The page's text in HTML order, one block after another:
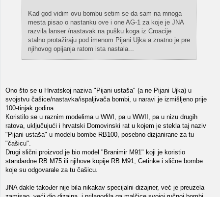
Kad god vidim ovu bombu setim se da sam na mnoga
mesta pisao o nastanku ove i one AG-1 za koje je JNA
razvila lanser /nastavak na pušku koga iz Croacije
stalno protažiraju pod imenom Pijani Ujka a znatno je pre
njihovog opijanja ratom ista nastala...
Ono što se u Hrvatskoj naziva "Pijani ustaša" (a ne Pijani Ujka) u
svojstvu čašice/nastavka/ispaljivača bombi, u naravi je izmišljeno prije
100-tinjak godina.
Koristilo se u raznim modelima u WWI, pa u WWII, pa u nizu drugih
ratova, uključujući i hrvatski Domovinski rat u kojem je stekla taj naziv
"Pijani ustaša" u modelu bombe RB100, posebno dizjanirane za tu
"čašicu".
Drugi slični proizvod je bio model "Branimir M91" koji je koristio
standardne RB M75 ili njihove kopije RB M91, Cetinke i slične bombe
koje su odgovarale za tu čašicu.
JNA dakle također nije bila nikakav specijalni dizajner, već je preuzela